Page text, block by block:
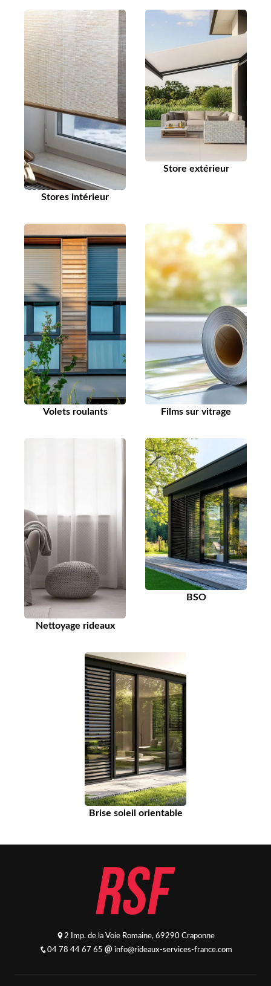
Stores intérieur
Store extérieur
Volets roulants Films sur vitrage
Nettoyage rideaux
BSO
Brise soleil orientable
2 Imp. de la Voie Romaine, 69290 Craponne
04 78 44 67 65
info@rideaux-services-france.com